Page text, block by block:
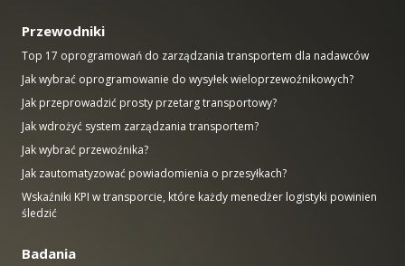
Przewodniki
Top 17 oprogramowań do zarządzania transportem dla nadawców
Jak wybrać oprogramowanie do wysyłek wieloprzewoźnikowych?
Jak przeprowadzić prosty przetarg transportowy?
Jak wdrożyć system zarządzania transportem?
Jak wybrać przewoźnika?
Jak zautomatyzować powiadomienia o przesyłkach?
Wskaźniki KPI w transporcie, które każdy menedżer logistyki powinien
śledzić
Badania